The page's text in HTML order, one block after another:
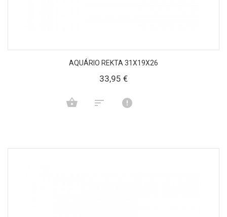
AQUÁRIO REKTA 31X19X26
33,95 €